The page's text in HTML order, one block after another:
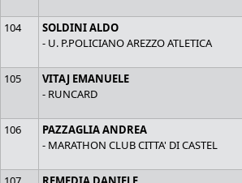
104
SOLDINI ALDO
- U. P.POLICIANO AREZZO ATLETICA
105
VITAJ EMANUELE
- RUNCARD
106
PAZZAGLIA ANDREA
- MARATHON CLUB CITTA' DI CASTEL